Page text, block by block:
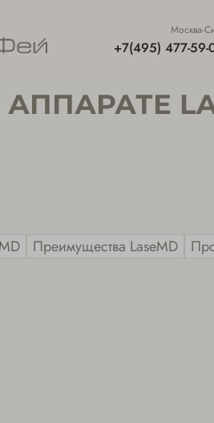
Москва-
+7(495) 477-59-
Преимущества LaseMD